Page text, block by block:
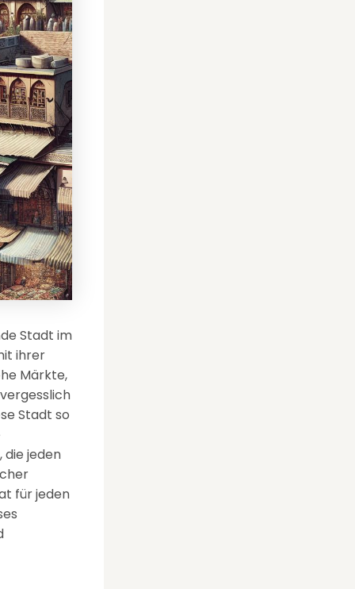
Stadt im
ihrer
Märkte,
Stadt so
die jeden
für jeden